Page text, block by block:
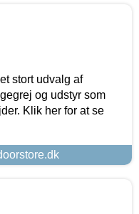
stort udvalg af
og udstyr som
Klik her for at se